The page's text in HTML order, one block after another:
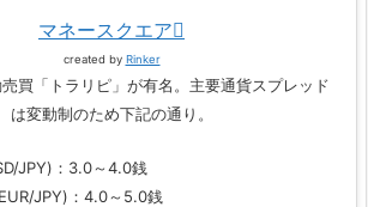
マネースクエア
created by Rinker
買「トラリピ」が有名。主要通貨スプレッド
は変動制のため下記の通り。
JPY)：3.0～4.0銭
JPY)：4.0～5.0銭